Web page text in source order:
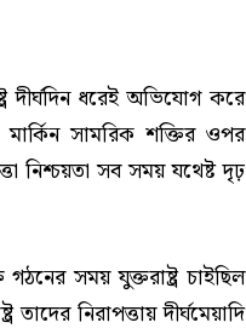
দীর্ঘদিন ধরেই অভিযোগ করে
সামরিক শক্তির ওপর
নিশ্চয়তা সব সময় যথেষ্ট দৃঢ়
সময় যুক্তরাষ্ট্র চাইছিল
নিরাপত্তায় দীর্ঘমেয়াদি